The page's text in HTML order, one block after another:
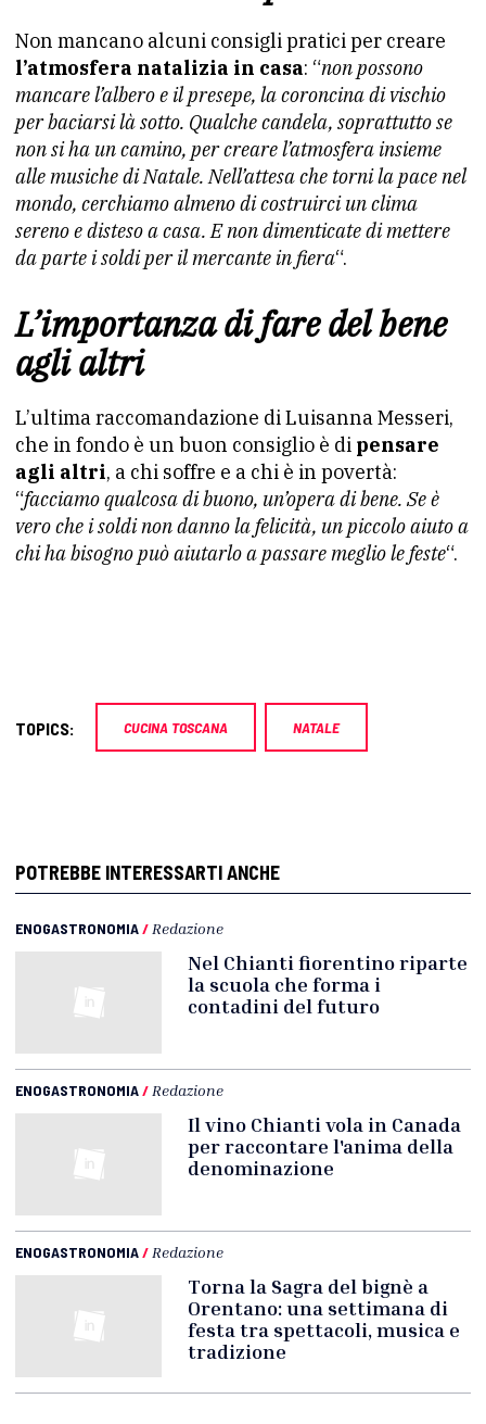
Non mancano alcuni consigli pratici per creare
l’atmosfera natalizia in casa: “non possono
mancare l’albero e il presepe, la coroncina di vischio
per baciarsi là sotto. Qualche candela, soprattutto se
non si ha un camino, per creare l’atmosfera insieme
alle musiche di Natale. Nell’attesa che torni la pace nel
mondo, cerchiamo almeno di costruirci un clima
sereno e disteso a casa. E non dimenticate di mettere
da parte i soldi per il mercante in fiera“.
L’importanza di fare del bene
agli altri
L’ultima raccomandazione di Luisanna Messeri,
che in fondo è un buon consiglio è di pensare
agli altri, a chi soffre e a chi è in povertà:
“facciamo qualcosa di buono, un’opera di bene. Se è
vero che i soldi non danno la felicità, un piccolo aiuto a
chi ha bisogno può aiutarlo a passare meglio le feste“.
TOPICS: CUCINA TOSCANA NATALE
POTREBBE INTERESSARTI ANCHE
ENOGASTRONOMIA/ Redazione
Nel Chianti fiorentino riparte
la scuola che forma i
contadini del futuro
ENOGASTRONOMIA/ Redazione
Il vino Chianti vola in Canada
per raccontare l'anima della
denominazione
ENOGASTRONOMIA/ Redazione
Torna la Sagra del bignè a
Orentano: una settimana di
festa tra spettacoli, musica e
tradizione